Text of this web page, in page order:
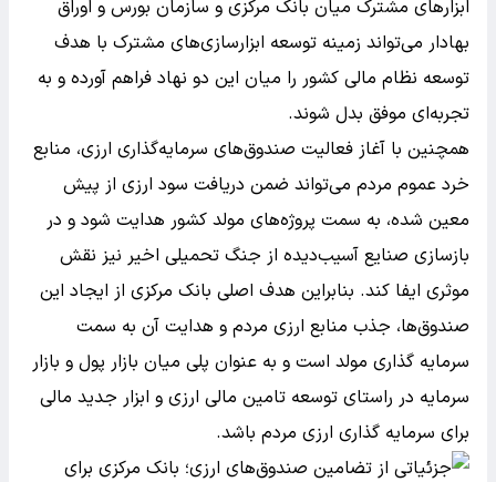
ابزارهای مشترک میان بانک مرکزی و سازمان بورس و اوراق
بهادار می‌تواند زمینه توسعه ابزارسازی‌های مشترک با هدف
توسعه نظام مالی کشور را میان این دو نهاد فراهم آورده و به
تجربه‌ای موفق بدل شوند.
همچنین با آغاز فعالیت صندوق‌های سرمایه‌گذاری ارزی، منابع
خرد عموم مردم می‌تواند ضمن دریافت سود ارزی از پیش
معین‌ شده، به سمت پروژه‌های مولد کشور هدایت شود و در
بازسازی صنایع آسیب‌دیده از جنگ تحمیلی اخیر نیز نقش
موثری ایفا کند. بنابراین هدف اصلی بانک مرکزی از ایجاد این
صندوق‌ها، جذب منابع ارزی مردم و هدایت آن به سمت
سرمایه گذاری مولد است و به عنوان پلی میان بازار پول و بازار
سرمایه در راستای توسعه تامین مالی ارزی و ابزار جدید مالی
برای سرمایه گذاری ارزی مردم باشد.